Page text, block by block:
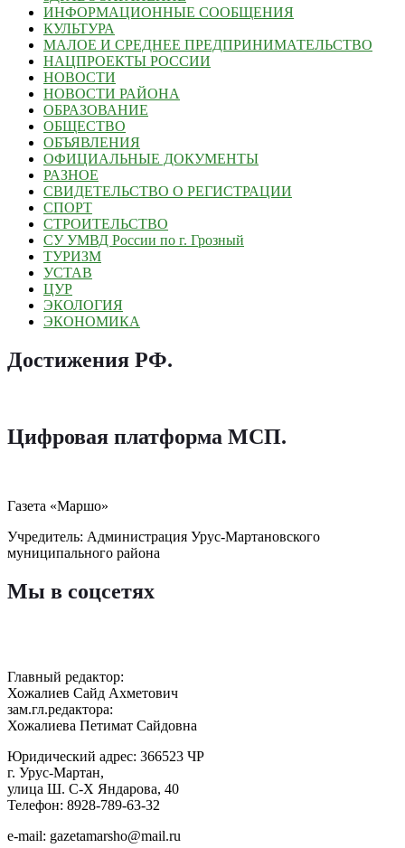
ИНФОРМАЦИОННЫЕ СООБЩЕНИЯ
КУЛЬТУРА
МАЛОЕ И СРЕДНЕЕ ПРЕДПРИНИМАТЕЛЬСТВО
НАЦПРОЕКТЫ РОССИИ
НОВОСТИ
НОВОСТИ РАЙОНА
ОБРАЗОВАНИЕ
ОБЩЕСТВО
ОБЪЯВЛЕНИЯ
ОФИЦИАЛЬНЫЕ ДОКУМЕНТЫ
РАЗНОЕ
СВИДЕТЕЛЬСТВО О РЕГИСТРАЦИИ
СПОРТ
СТРОИТЕЛЬСТВО
СУ УМВД России по г. Грозный
ТУРИЗМ
УСТАВ
ЦУР
ЭКОЛОГИЯ
ЭКОНОМИКА
Достижения РФ.
Цифровая платформа МСП.
Газета «Маршо»
Учредитель: Администрация Урус-Мартановского
муниципального района
Мы в соцсетях
Главный редактор:
Хожалиев Сайд Ахметович
зам.гл.редактора:
Хожалиева Петимат Сайдовна
Юридический адрес: 366523 ЧР
г. Урус-Мартан,
улица Ш. С-Х Яндарова, 40
Телефон: 8928-789-63-32
e-mail: gazetamarsho@mail.ru